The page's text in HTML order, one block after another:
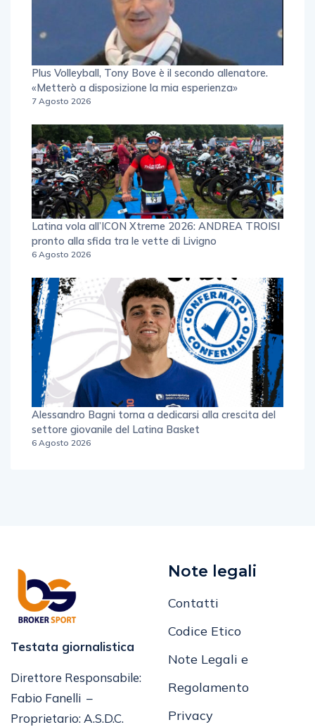
Plus Volleyball, Tony Bove è il secondo allenatore.
«Metterò a disposizione la mia esperienza»
7 Agosto 2026
Latina vola all’ICON Xtreme 2026: ANDREA TROISI
pronto alla sfida tra le vette di Livigno
6 Agosto 2026
Alessandro Bagni torna a dedicarsi alla crescita del
settore giovanile del Latina Basket
6 Agosto 2026
Testata giornalistica
Direttore Responsabile:
Fabio Fanelli –
Proprietario: A.S.D.C.
Note legali
Contatti
Codice Etico
Note Legali e
Regolamento
Privacy